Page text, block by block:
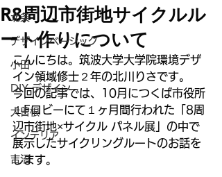
北条
デザインベーシック
小田
DIY デザイン
大曽根
インテリア
吉沼
R8周辺市街地サイクルル
ート作りについて
こんにちは。筑波大学大学院環境デザ
イン領域修士２年の北川りさです。
今回の記事では、10月につくば市役所
１Fロビーにて１ヶ月間行われた「8周
辺市街地×サイクル パネル展」の中で
展示したサイクリングルートのお話を
します。